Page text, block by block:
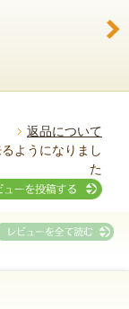
返品について
ようになりまし
た